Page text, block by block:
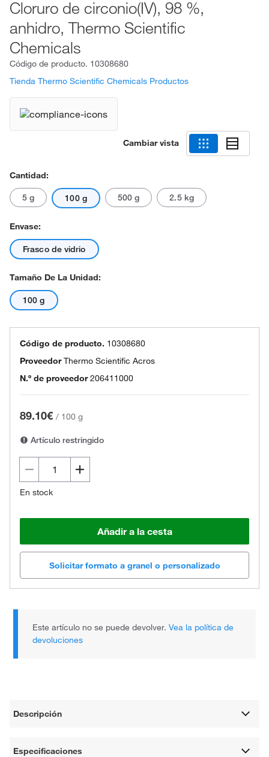
Cloruro de circonio(IV), 98 %,
anhidro, Thermo Scientific
Chemicals
Código de producto. 10308680
Tienda Thermo Scientific Chemicals Productos
Cambiar vista
Cantidad:
5 g 100 g 500 g 2.5 kg
Envase:
Frasco de vidrio
Tamaño De La Unidad:
100 g
Código de producto. 10308680
ProveedorThermo Scientific Acros
N.º de proveedor 206411000
89.10€ / 100 g
Artículo restringido
En stock
Añadir a la cesta
Solicitar formato a granel o personalizado
Este artículo no se puede devolver.Vea la política de
devoluciones
Descripción
Especificaciones